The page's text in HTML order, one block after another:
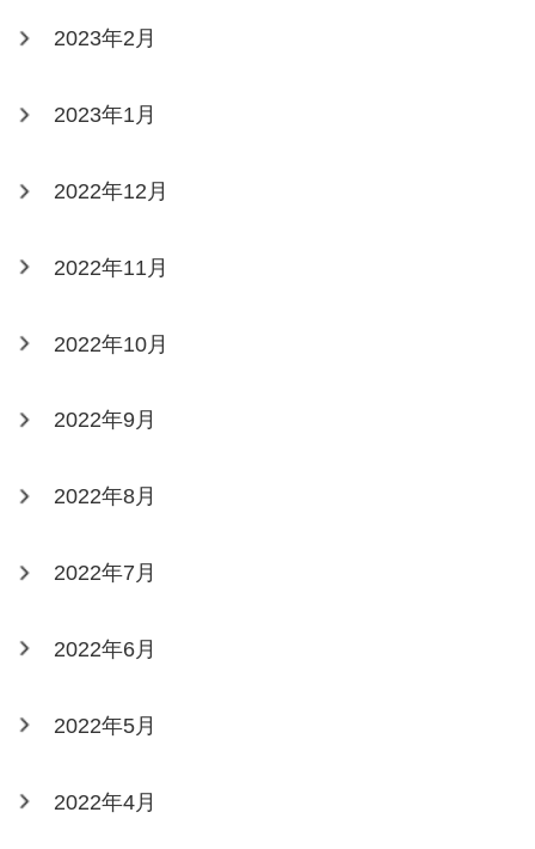
2023年2月
2023年1月
2022年12月
2022年11月
2022年10月
2022年9月
2022年8月
2022年7月
2022年6月
2022年5月
2022年4月